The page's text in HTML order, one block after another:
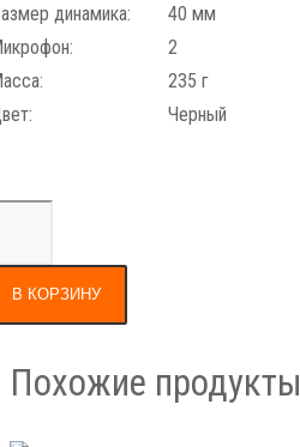
динамика:
40 мм
2
235 г
Черный
В КОРЗИНУ
Похожие продукты